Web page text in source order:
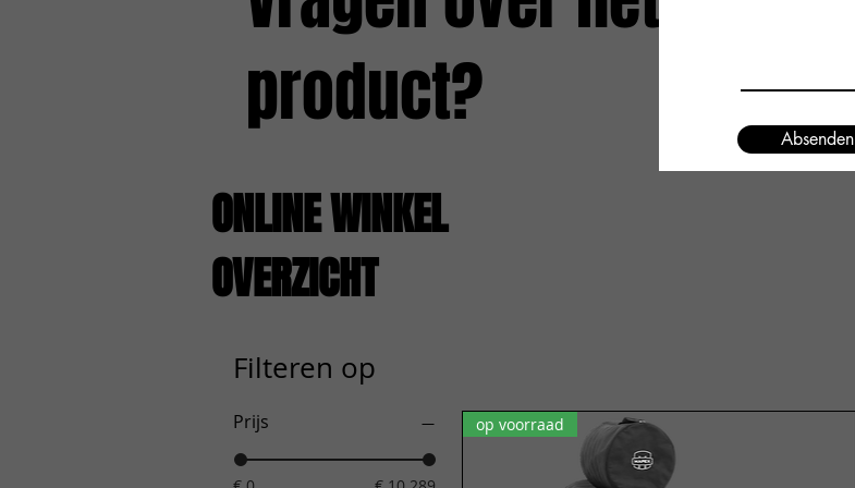
product?
Absenden
ONLINE WINKEL
OVERZICHT
Filteren op
Prijs op voorraad